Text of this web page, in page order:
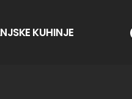
KUHINJE